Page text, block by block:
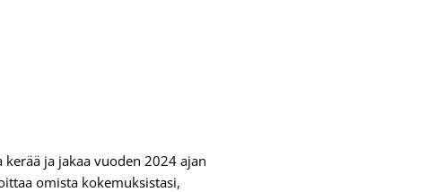
ja jakaa vuoden 2024 ajan
omista kokemuksistasi,